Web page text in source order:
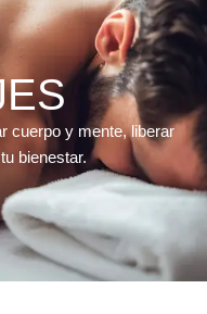
cuerpo y mente, liberar
bienestar.